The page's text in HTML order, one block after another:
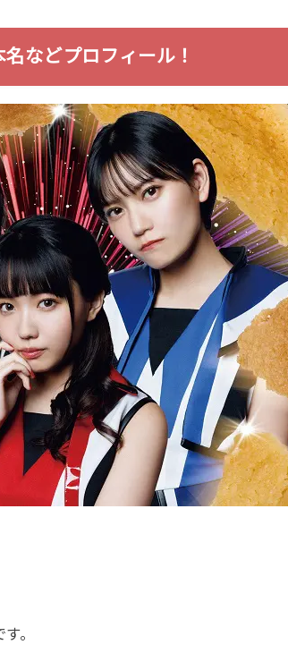
などプロフィール！
。